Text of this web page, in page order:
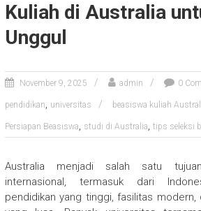
Kuliah di Australia
Unggul
November 9, 2025 admin 0
pendidikan, universitas beasiswa kuliah
Persiapan Beasiswa, studi di Australia, tips seleksi
Australia menjadi salah satu
internasional, termasuk dari
pendidikan yang tinggi, fasilitas modern,